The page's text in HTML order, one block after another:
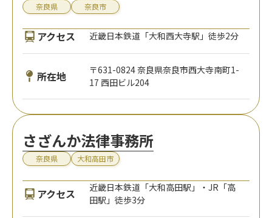
奈良県 奈良市
アクセス 近畿日本鉄道「大和西大寺駅」徒歩2分
所在地
〒631-0824 奈良県奈良市西大寺南町1-
17 西田ビル204
さざんか法律事務所
奈良県 大和高田市
アクセス
近畿日本鉄道「大和高田駅」・JR「高
田駅」徒歩3分